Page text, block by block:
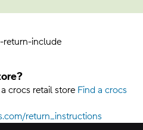
return-include
crocs retail store Find a crocs
return_instructions